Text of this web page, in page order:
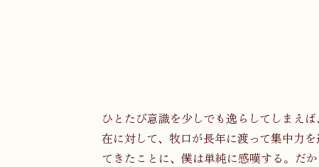
ひとたび意識を少しでも逸らしてしまえ
在に対して、牧口が長年に渡って集中力
てきたことに、僕は単純に感嘆する。だ